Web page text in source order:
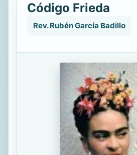
Código Frieda
Rev. Rubén García Badillo